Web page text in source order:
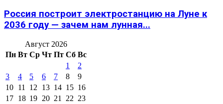
Россия построит электростанцию на Луне к
2036 году — зачем нам лунная...
Август 2026
Пн Вт Ср Чт Пт Сб Вс
1
2
3
4 5 6 7 8
9
10 11 12 13 14 15 16
17 18 19 20 21 22 23